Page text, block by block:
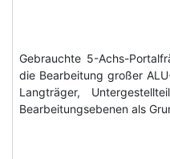
Gebrauchte 5-Achs-
die Bearbeitung großer
Langträger,
Bearbeitungsebenen als